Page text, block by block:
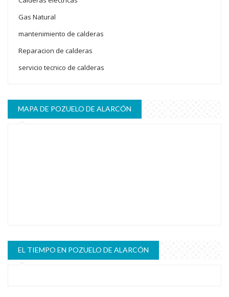
Gas Natural
mantenimiento de calderas
Reparacion de calderas
servicio tecnico de calderas
MAPA DE POZUELO DE ALARCÓN
EL TIEMPO EN POZUELO DE ALARCÓN